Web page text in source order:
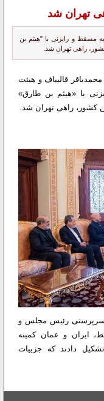
تهران شد
مسقط و رایزنی با "هیثم بن
راهی تهران شد.
قالیباف و هیئت
با «هیثم بن طارق»
کشور، راهی تهران شد.
سرپرستی رئیس مجلس و
ایران و عمان کمیته
دادند که جزییات